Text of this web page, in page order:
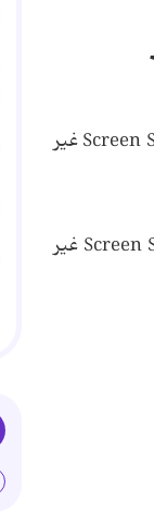
از این محدودیت برای تعیین اجرا و یا توقف Screen Saver استفاده می شود .. همچنین تنظیمات مربوط به Screen Saver غیر
یک مقدار DWORD جدید با نام "ScreenSaveActive" ایجاد کنید. سپس مقدار آن را برابر "0" قرار دهید تا Screen Saver غیر